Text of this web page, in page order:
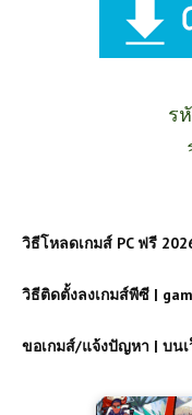
ร
วิธีโหลดเกมส์ PC ฟรี
วิธีติดตั้งลงเกมส์พีซี |
ขอเกมส์/แจ้งปัญหา | บนเ